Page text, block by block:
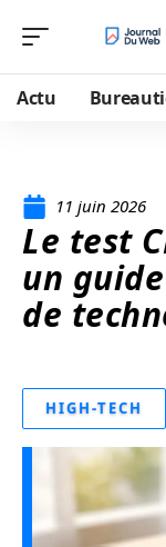
Actu
11 juin 2026
Le test
un
de
HIGH-TECH